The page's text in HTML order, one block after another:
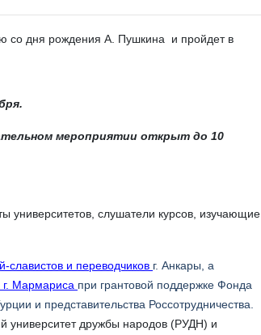
со дня рождения А. Пушкина и пройдет в
мероприятии открыт до 10
университетов, слушатели курсов, изучающие
славистов и переводчиков г. Анкары, а
г. Мармариса при грантовой поддержке Фонда
и представительства Россотрудничества.
университет дружбы народов (РУДН) и